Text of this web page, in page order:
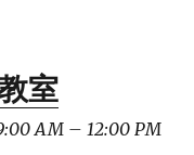
室
AM– 12:00 PM